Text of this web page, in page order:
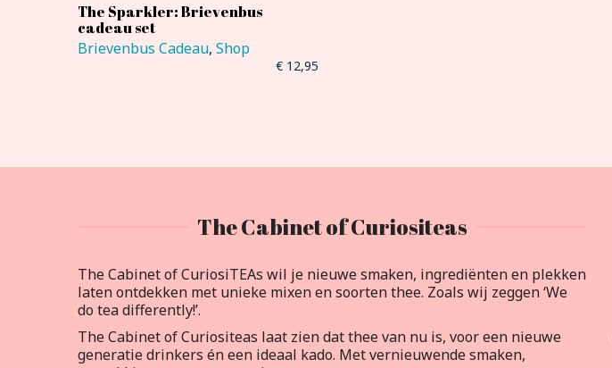
The Sparkler: Brievenbus
cadeau set
Brievenbus Cadeau, Shop
€ 12,95
The Cabinet of Curiositeas
The Cabinet of CuriosiTEAs wil je nieuwe smaken, ingrediënten en plekken
laten ontdekken met unieke mixen en soorten thee. Zoals wij zeggen ‘We
do tea differently!’.
The Cabinet of Curiositeas laat zien dat thee van nu is, voor een nieuwe
generatie drinkers én een ideaal kado. Met vernieuwende smaken,